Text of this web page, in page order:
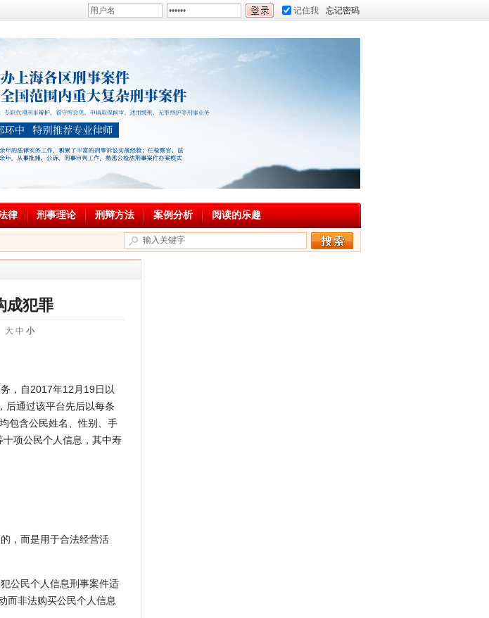
记住我 忘记密码
律 刑事理论 刑辩方法 案例分析 阅读的乐趣
成犯罪
大 中 小
，自2017年12月19日以
后通过该平台先后以每条
包含公民姓名、性别、手
项公民个人信息，其中寿
，而是用于合法经营活
公民个人信息刑事案件适
而非法购买公民个人信息